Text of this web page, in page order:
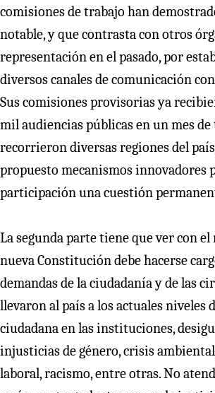
comisiones de trabajo han
notable, y que contrasta con otros
representación en el pasado, por
diversos canales de comunicación
Sus comisiones provisorias ya
mil audiencias públicas en un mes de
recorrieron diversas regiones del
propuesto mecanismos innovadores
participación una cuestión
La segunda parte tiene que ver con el
nueva Constitución debe hacerse
demandas de la ciudadanía y de las
llevaron al país a los actuales niveles
ciudadana en las instituciones,
injusticias de género, crisis
laboral, racismo, entre otras. No